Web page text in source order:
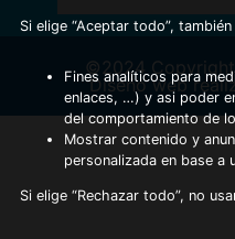
©2024
Diseño web
Si elige “Aceptar todo”,
Fines analíticos para
enlaces, …) y asi poder
del comportamiento de
Mostrar contenido y
personalizada en base a
Si elige “Rechazar todo”, no